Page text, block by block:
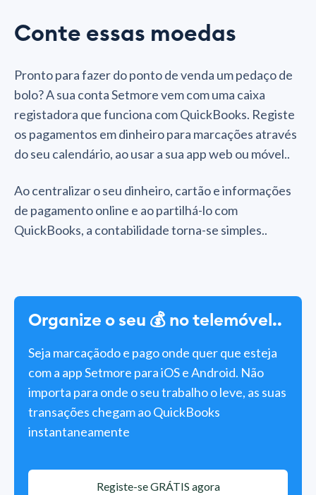
Conte essas moedas
Pronto para fazer do ponto de venda um pedaço de
bolo? A sua conta Setmore vem com uma caixa
registadora que funciona com QuickBooks. Registe
os pagamentos em dinheiro para marcações através
do seu calendário, ao usar a sua app web ou móvel..
Ao centralizar o seu dinheiro, cartão e informações
de pagamento online e ao partilhá-lo com
QuickBooks, a contabilidade torna-se simples..
Organize o seu 💰 no telemóvel..
Seja marcaçãodo e pago onde quer que esteja
com a app Setmore para iOS e Android. Não
importa para onde o seu trabalho o leve, as suas
transações chegam ao QuickBooks
instantaneamente
Registe-se GRÁTIS agora